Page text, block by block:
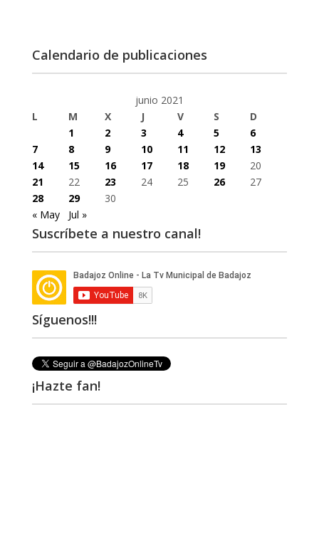
Calendario de publicaciones
junio 2021
L
M X J V S
D
1
2 3 4 5
6
7
8 9 10 11 12
13
14
15 16 17 18 19
20
21
22 23 24 25 26
27
28
29
30
« May
Jul »
Suscríbete a nuestro canal!
Síguenos!!!
¡Hazte fan!